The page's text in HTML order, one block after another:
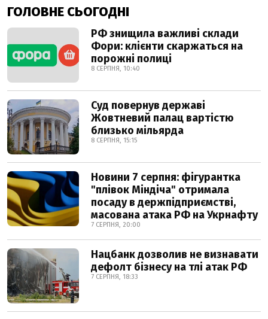
ГОЛОВНЕ СЬОГОДНІ
РФ знищила важливі склади
Фори: клієнти скаржаться на
порожні полиці
8 СЕРПНЯ, 10:40
Суд повернув державі
Жовтневий палац вартістю
близько мільярда
8 СЕРПНЯ, 15:15
Новини 7 серпня: фігурантка
"плівок Міндіча" отримала
посаду в держпідприємстві,
масована атака РФ на Укрнафту
7 СЕРПНЯ, 20:00
Нацбанк дозволив не визнавати
дефолт бізнесу на тлі атак РФ
7 СЕРПНЯ, 18:33